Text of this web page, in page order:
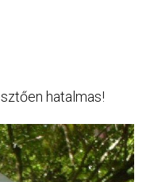
hatalmas!